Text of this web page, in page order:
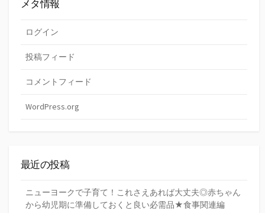
メタ情報
ログイン
投稿フィード
コメントフィード
WordPress.org
最近の投稿
ニューヨークで子育て！これさえあれば大丈夫◎赤ちゃん
から幼児期に準備しておくと良い必需品★食事関連編